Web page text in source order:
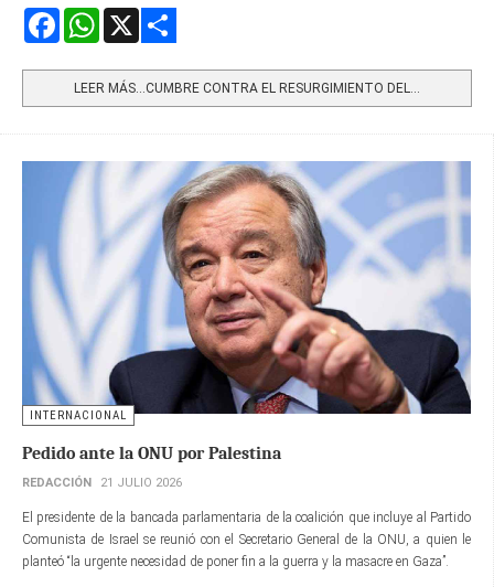
FacebookWhatsApp
LEER MÁS…CUMBRE CONTRA EL RESURGIMIENTO DEL...
INTERNACIONAL
Pedido ante la ONU por Palestina
REDACCIÓN 21 JULIO 2026
El presidente de la bancada parlamentaria de la coalición que incluye al Partido
Comunista de Israel se reunió con el Secretario General de la ONU, a quien le
planteó “la urgente necesidad de poner fin a la guerra y la masacre en Gaza”.